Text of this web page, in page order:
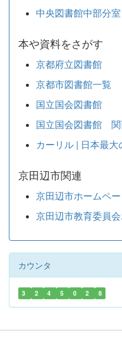
中央図書館中部分室
本や資料をさがす
京都府立図書館
京都市図書館一覧
国立国会図書館
国立国会図書館
カーリル | 日本最
京田辺市関連
京田辺市ホームペ
京田辺市教育委員
カウンタ
3 2 4 5 0 2 8